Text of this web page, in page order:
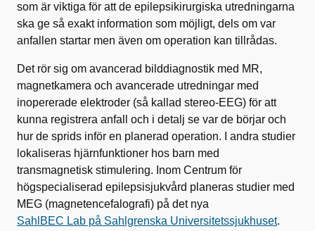
som är viktiga för att de epilepsikirurgiska utredningarna
ska ge så exakt information som möjligt, dels om var
anfallen startar men även om operation kan tillrådas.
Det rör sig om avancerad bilddiagnostik med MR,
magnetkamera och avancerade utredningar med
inopererade elektroder (så kallad stereo-EEG) för att
kunna registrera anfall och i detalj se var de börjar och
hur de sprids inför en planerad operation. I andra studier
lokaliseras hjärnfunktioner hos barn med
transmagnetisk stimulering. Inom Centrum för
högspecialiserad epilepsisjukvård planeras studier med
MEG (magnetencefalografi) på det nya
SahlBEC Lab på Sahlgrenska Universitetssjukhuset.